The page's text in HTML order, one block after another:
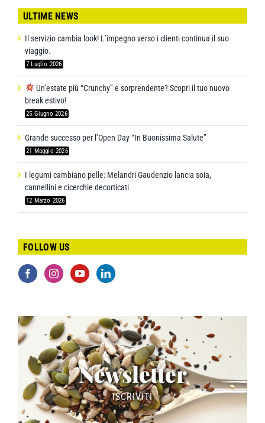
ULTIME NEWS
Il servizio cambia look! L’impegno verso i clienti continua il suo
viaggio.
7 Luglio 2026
Un’estate più “Crunchy” e sorprendente? Scopri il tuo nuovo
break estivo!
25 Giugno 2026
Grande successo per l’Open Day “In Buonissima Salute”
21 Maggio 2026
I legumi cambiano pelle: Melandri Gaudenzio lancia soia,
cannellini e cicerchie decorticati
12 Marzo 2026
FOLLOW US
Newsletter
ISCRIVITI